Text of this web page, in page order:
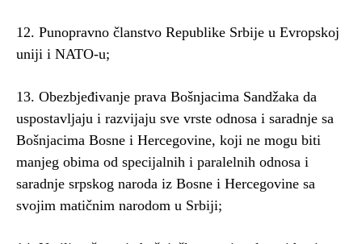
12. Punopravno članstvo Republike Srbije u Evropskoj
uniji i NATO-u;
13. Obezbjeđivanje prava Bošnjacima Sandžaka da
uspostavljaju i razvijaju sve vrste odnosa i saradnje sa
Bošnjacima Bosne i Hercegovine, koji ne mogu biti
manjeg obima od specijalnih i paralelnih odnosa i
saradnje srpskog naroda iz Bosne i Hercegovine sa
svojim matičnim narodom u Srbiji;